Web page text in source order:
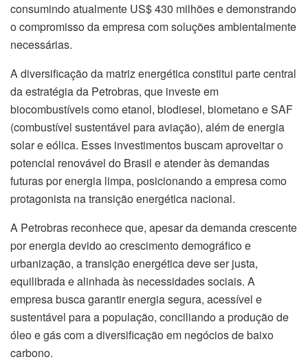
consumindo atualmente US$ 430 milhões e demonstrando
o compromisso da empresa com soluções ambientalmente
necessárias.
A diversificação da matriz energética constitui parte central
da estratégia da Petrobras, que investe em
biocombustíveis como etanol, biodiesel, biometano e SAF
(combustível sustentável para aviação), além de energia
solar e eólica. Esses investimentos buscam aproveitar o
potencial renovável do Brasil e atender às demandas
futuras por energia limpa, posicionando a empresa como
protagonista na transição energética nacional.
A Petrobras reconhece que, apesar da demanda crescente
por energia devido ao crescimento demográfico e
urbanização, a transição energética deve ser justa,
equilibrada e alinhada às necessidades sociais. A
empresa busca garantir energia segura, acessível e
sustentável para a população, conciliando a produção de
óleo e gás com a diversificação em negócios de baixo
carbono.